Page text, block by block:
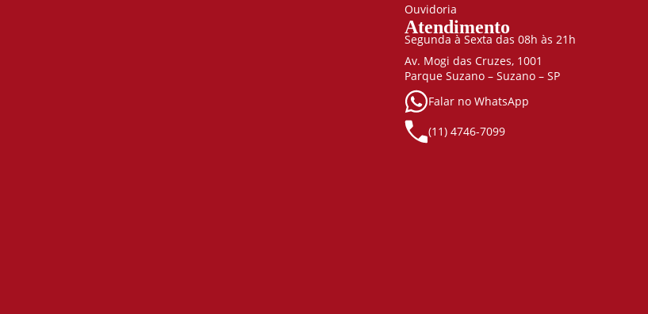
Ouvidoria
Atendimento
Segunda à Sexta das 08h às 21h
Av. Mogi das Cruzes, 1001
Parque Suzano – Suzano – SP
Falar no WhatsApp
(11) 4746-7099